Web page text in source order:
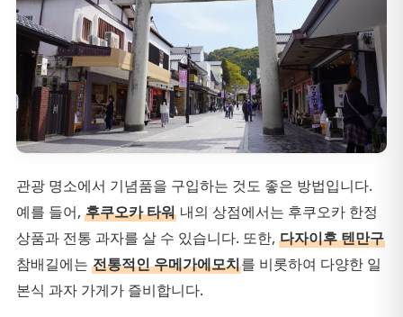
관광 명소에서 기념품을 구입하는 것도 좋은 방법입니다.
예를 들어, 후쿠오카 타워 내의 상점에서는 후쿠오카 한정
상품과 전통 과자를 살 수 있습니다. 또한, 다자이후 텐만구
참배길에는 전통적인 우메가에모치를 비롯하여 다양한 일
본식 과자 가게가 즐비합니다.